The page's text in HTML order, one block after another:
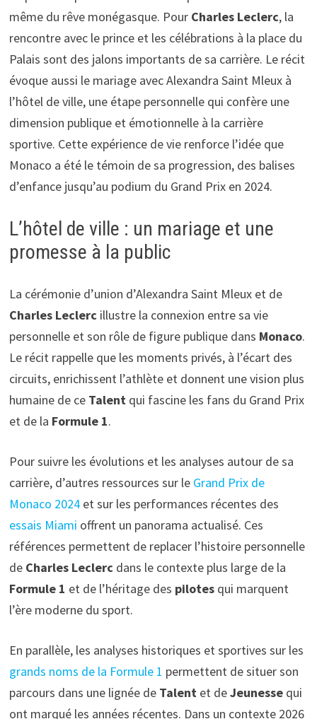
même du rêve monégasque. Pour Charles Leclerc, la
rencontre avec le prince et les célébrations à la place du
Palais sont des jalons importants de sa carrière. Le récit
évoque aussi le mariage avec Alexandra Saint Mleux à
l’hôtel de ville, une étape personnelle qui confère une
dimension publique et émotionnelle à la carrière
sportive. Cette expérience de vie renforce l’idée que
Monaco a été le témoin de sa progression, des balises
d’enfance jusqu’au podium du Grand Prix en 2024.
L’hôtel de ville : un mariage et une
promesse à la public
La cérémonie d’union d’Alexandra Saint Mleux et de
Charles Leclerc illustre la connexion entre sa vie
personnelle et son rôle de figure publique dans Monaco.
Le récit rappelle que les moments privés, à l’écart des
circuits, enrichissent l’athlète et donnent une vision plus
humaine de ce Talentqui fascine les fans du Grand Prix
et de la Formule 1.
Pour suivre les évolutions et les analyses autour de sa
carrière, d’autres ressources sur le Grand Prix de
Monaco 2024et sur les performances récentes des
essais Miami offrent un panorama actualisé. Ces
références permettent de replacer l’histoire personnelle
de Charles Leclerc dans le contexte plus large de la
Formule 1 et de l’héritage des pilotesqui marquent
l’ère moderne du sport.
En parallèle, les analyses historiques et sportives sur les
grands noms de la Formule 1 permettent de situer son
parcours dans une lignée de Talentet deJeunessequi
ont marqué les années récentes. Dans un contexte 2026